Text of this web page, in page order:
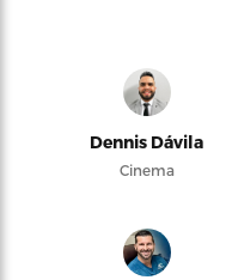
Dennis Dávila
Cinema